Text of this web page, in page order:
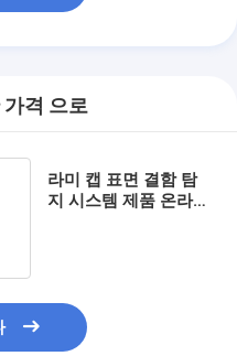
가격 으로
라미 캡 표면 결함 탐
지 시스템 제품 온라